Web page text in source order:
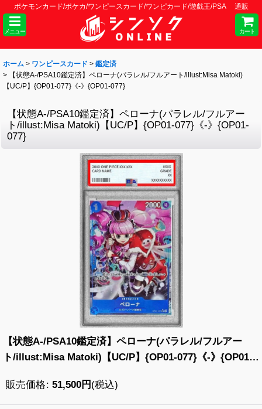
ポケモンカード/ポケカ/ワンピースカード/ワンピカード/遊戯王/PSA 通販
メニュー カート
ホーム > ワンピースカード > 鑑定済
>
【状態A-/PSA10鑑定済】ペローナ(パラレル/フルアート/illust:Misa Matoki)
【UC/P】{OP01-077}《-》{OP01-077}
【状態A-/PSA10鑑定済】ペローナ(パラレル/フルアー
ト/illust:Misa Matoki)【UC/P】{OP01-077}《-》{OP01-
077}
【状態A-/PSA10鑑定済】ペローナ(パラレル/フルアー
ト/illust:Misa Matoki)【UC/P】{OP01-077}《-》{OP01-
販売価格: 51,500円 (税込)